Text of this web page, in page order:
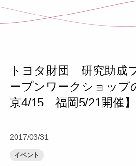
トヨタ財団 研究助成
ープンワークショップ
京4/15 福岡5/21開催】
2017/03/31
イベント